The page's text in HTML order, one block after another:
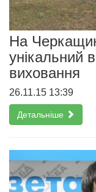
На
унікальний
виховання
26.11.15 13:39
Детальніше